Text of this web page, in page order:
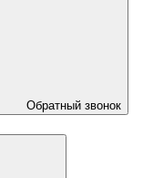
Обратный звонок